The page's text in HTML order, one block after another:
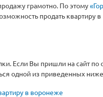
грамотно. По этому
продать квартиру
Если Вы пришли на сайт
одной из приведенных
в воронеже